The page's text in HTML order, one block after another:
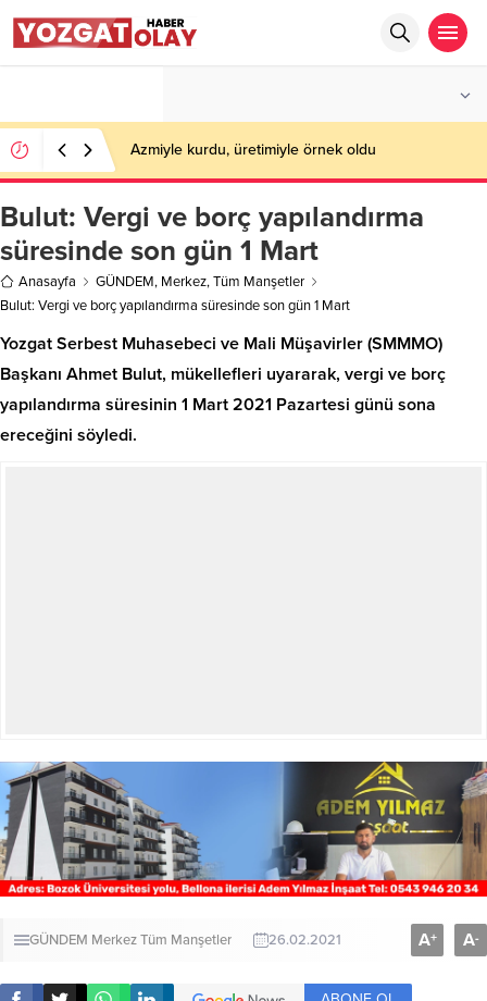
Azmiyle kurdu, üretimiyle örnek oldu
Bulut: Vergi ve borç yapılandırma
süresinde son gün 1 Mart
Anasayfa GÜNDEM, Merkez,Tüm Manşetler
Bulut: Vergi ve borç yapılandırma süresinde son gün 1 Mart
Yozgat Serbest Muhasebeci ve Mali Müşavirler (SMMMO)
Başkanı Ahmet Bulut, mükellefleri uyararak, vergi ve borç
yapılandırma süresinin 1 Mart 2021 Pazartesi günü sona
ereceğini söyledi.
GÜNDEM MerkezTüm Manşetler 26.02.2021 A+ A-